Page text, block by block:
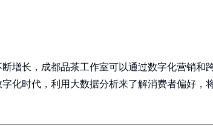
增长，成都品茶工作室可以通过数字化营销和
化时代，利用大数据分析来了解消费者偏好，